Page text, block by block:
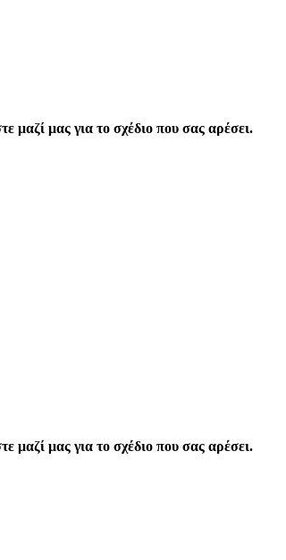
μαζί μας για το σχέδιο που σας αρέσει.
μαζί μας για το σχέδιο που σας αρέσει.